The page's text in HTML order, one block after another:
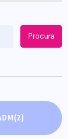
Procura
(2)